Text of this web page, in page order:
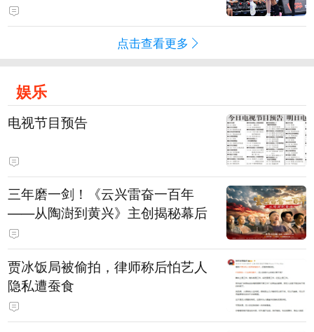
点击查看更多
娱乐
电视节目预告
三年磨一剑！《云兴雷奋一百年
——从陶澍到黄兴》主创揭秘幕后
贾冰饭局被偷拍，律师称后怕艺人
隐私遭蚕食